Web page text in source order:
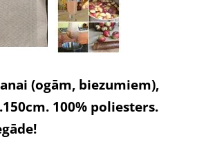
(ogām, biezumiem),
100% poliesters.